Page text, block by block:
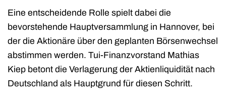
Eine entscheidende Rolle spielt dabei die
bevorstehende Hauptversammlung in Hannover, bei
der die Aktionäre über den geplanten Börsenwechsel
abstimmen werden. Tui-Finanzvorstand Mathias
Kiep betont die Verlagerung der Aktienliquidität nach
Deutschland als Hauptgrund für diesen Schritt.